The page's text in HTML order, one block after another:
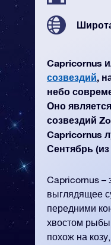
Capricornus
созвездий,
небо
Оно
созвездий
Capricornus
Сентябрь (из
Capricornus –
выглядящее
передними
хвостом
похож на